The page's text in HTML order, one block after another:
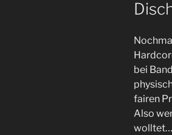
bei
fairen
Also
wolltet…